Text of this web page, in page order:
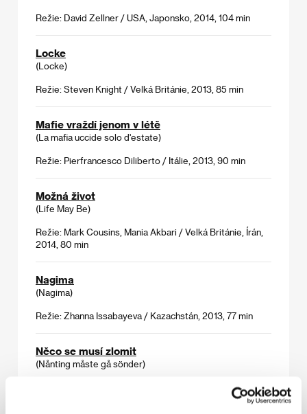
Režie: David Zellner / USA, Japonsko, 2014, 104 min
Locke
(Locke)
Režie: Steven Knight / Velká Británie, 2013, 85 min
Mafie vraždí jenom v létě
(La mafia uccide solo d'estate)
Režie: Pierfrancesco Diliberto / Itálie, 2013, 90 min
Možná život
(Life May Be)
Režie: Mark Cousins, Mania Akbari / Velká Británie, Írán,
2014, 80 min
Nagima
(Nagima)
Režie: Zhanna Issabayeva / Kazachstán, 2013, 77 min
Něco se musí zlomit
(Nånting måste gå sönder)
Režie: Ester Martin Bergsmark / Švédsko, 2014, 81 min